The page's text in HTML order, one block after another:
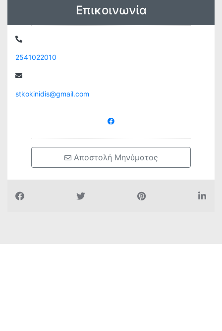
Επικοινωνία
2541022010
stkokinidis@gmail.com
Αποστολή Μηνύματος